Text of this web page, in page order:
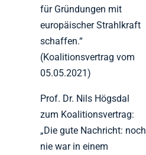
für Gründungen mit
europäischer Strahlkraft
schaffen.“
(Koalitionsvertrag vom
05.05.2021)
Prof. Dr. Nils Högsdal
zum Koalitionsvertrag:
„Die gute Nachricht: noch
nie war in einem